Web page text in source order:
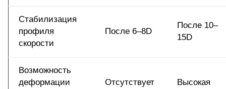
Стабилизация
профиля
скорости
После 6–8D
После 10–
15D
Возможность
деформации
Отсутствует Высокая